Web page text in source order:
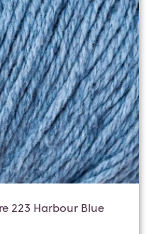
223 Harbour Blue